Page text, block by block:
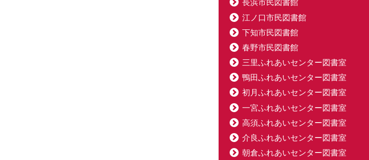
長浜市民図書館
江ノ口市民図書館
下知市民図書館
春野市民図書館
三里ふれあいセンター図書室
鴨田ふれあいセンター図書室
初月ふれあいセンター図書室
一宮ふれあいセンター図書室
高須ふれあいセンター図書室
介良ふれあいセンター図書室
朝倉ふれあいセンター図書室